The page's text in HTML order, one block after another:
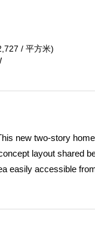
/ 平方米)
new two-story
layout shared
easily accessible
the lush greens at